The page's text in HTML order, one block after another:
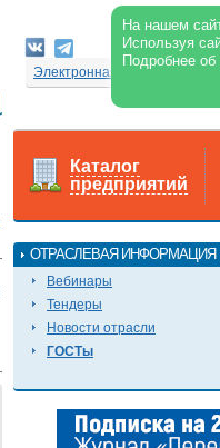
На нашем
Используя
Подробнее
Электронная версия
Каталог
предприятий
ОТРАСЛЕВАЯ ИНФОРМАЦИЯ
Вебинары
Тендеры
Новости отрасли
ГОСТы